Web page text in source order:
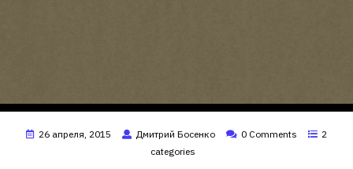
26 апреля, 2015 Дмитрий Босенко 0 Comments
2
categories